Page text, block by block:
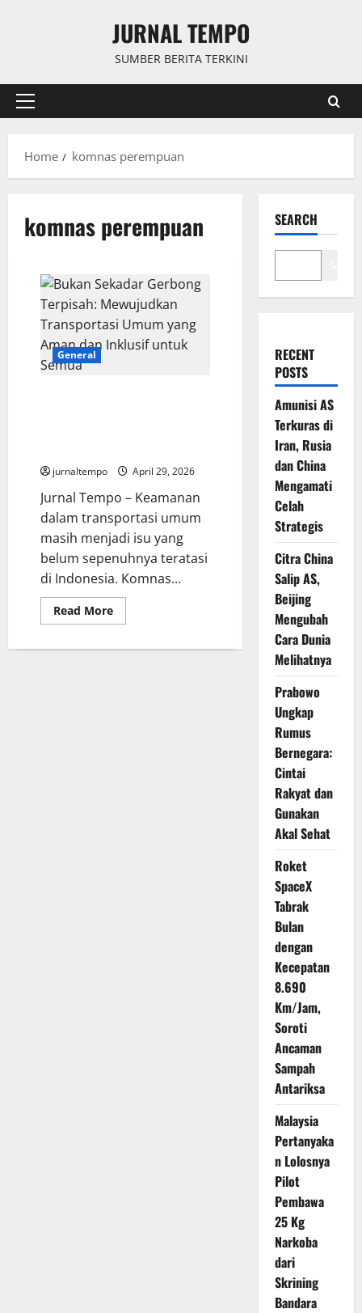
JURNAL TEMPO
SUMBER BERITA TERKINI
Primary
Home
komnas perempuan
komnas perempuan
General
jurnaltempo April 29, 2026
Jurnal Tempo – Keamanan
dalam transportasi umum
masih menjadi isu yang
belum sepenuhnya teratasi
di Indonesia. Komnas...
Read MoreRead
more
Sekadar
SEARCH
RECENT
POSTS
Amunisi AS
Terkuras di
Iran, Rusia
dan China
Mengamati
Celah
Strategis
Citra China
Salip AS,
Beijing
Mengubah
Cara Dunia
Melihatnya
Prabowo
Ungkap
Rumus
Bernegara:
Cintai
Rakyat dan
Gunakan
Akal Sehat
Roket
SpaceX
Tabrak
Bulan
dengan
Kecepatan
8.690
Km/Jam,
Soroti
Ancaman
Sampah
Antariksa
Malaysia
Pertanyaka
n Lolosnya
Pilot
Pembawa
25 Kg
Narkoba
dari
Skrining
Bandara